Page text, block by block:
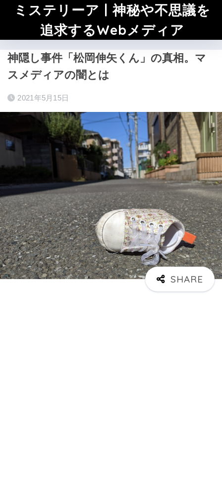
ミステリーア | 神秘や不思議を
追求するWebメディア
神隠し事件「松岡伸矢くん」の真相。マ
スメディアの闇とは
2021年5月15日